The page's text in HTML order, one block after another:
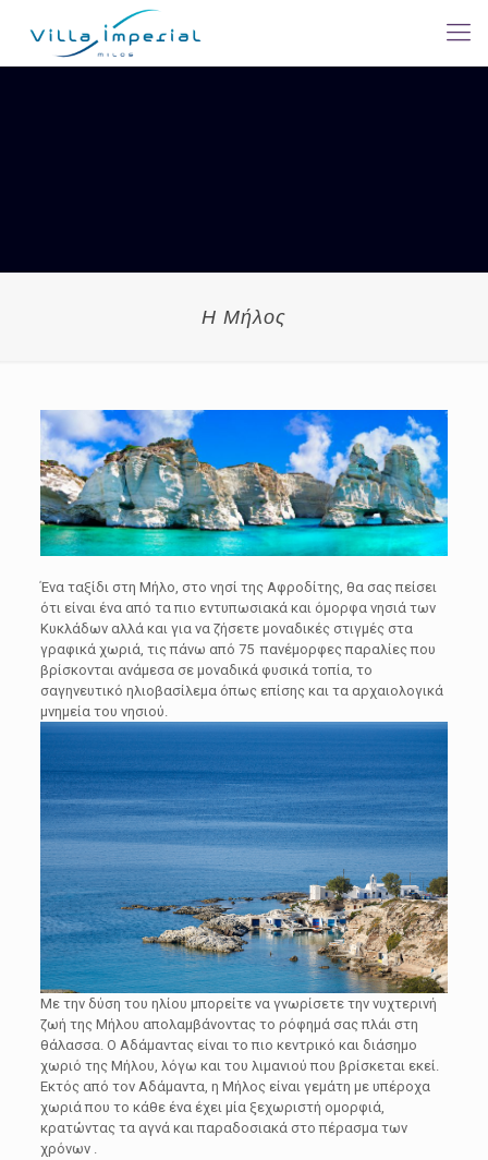
Η Μήλος
Ένα ταξίδι στη Μήλο, στο νησί της Αφροδίτης, θα σας πείσει
ότι είναι ένα από τα πιο εντυπωσιακά και όμορφα νησιά των
Κυκλάδων αλλά και για να ζήσετε μοναδικές στιγμές στα
γραφικά χωριά, τις πάνω από 75 πανέμορφες παραλίες που
βρίσκονται ανάμεσα σε μοναδικά φυσικά τοπία, το
σαγηνευτικό ηλιοβασίλεμα όπως επίσης και τα αρχαιολογικά
μνημεία του νησιού.
Με την δύση του ηλίου μπορείτε να γνωρίσετε την νυχτερινή
ζωή της Μήλου απολαμβάνοντας το ρόφημά σας πλάι στη
θάλασσα. Ο Αδάμαντας είναι το πιο κεντρικό και διάσημο
χωριό της Μήλου, λόγω και του λιμανιού που βρίσκεται εκεί.
Εκτός από τον Αδάμαντα, η Μήλος είναι γεμάτη με υπέροχα
χωριά που το κάθε ένα έχει μία ξεχωριστή ομορφιά,
κρατώντας τα αγνά και παραδοσιακά στο πέρασμα των
χρόνων .